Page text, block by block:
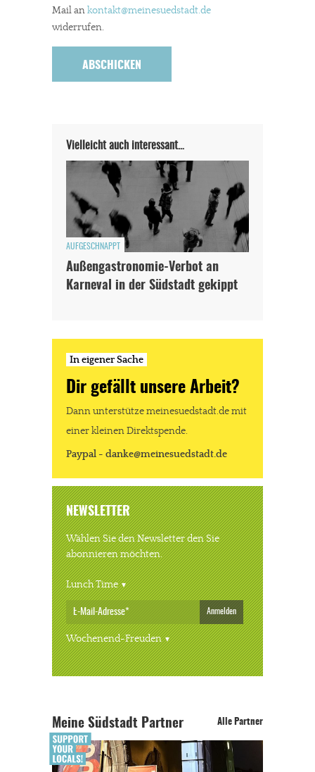
Mail ankontakt@meinesuedstadt.de
widerrufen.
Vielleicht auch interessant…
AUFGESCHNAPPT
Außengastronomie-Verbot an
Karneval in der Südstadt gekippt
In eigener Sache
Dir gefällt unsere Arbeit?
Dann unterstütze meinesuedstadt.de mit
einer kleinen Direktspende.
Paypal - danke@meinesuedstadt.de
NEWSLETTER
Wählen Sie den Newsletter den Sie
abonnieren möchten.
Lunch Time
Anmelden
Wochenend-Freuden
Meine Südstadt Partner Alle Partner